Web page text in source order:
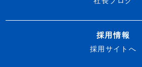
採用情報
採用サイトへ